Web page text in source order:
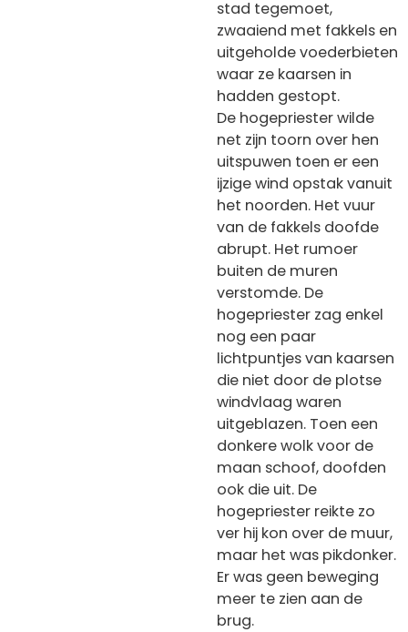
stad tegemoet,
zwaaiend met fakkels en
uitgeholde voederbieten
waar ze kaarsen in
hadden gestopt.
De hogepriester wilde
net zijn toorn over hen
uitspuwen toen er een
ijzige wind opstak vanuit
het noorden. Het vuur
van de fakkels doofde
abrupt. Het rumoer
buiten de muren
verstomde. De
hogepriester zag enkel
nog een paar
lichtpuntjes van kaarsen
die niet door de plotse
windvlaag waren
uitgeblazen. Toen een
donkere wolk voor de
maan schoof, doofden
ook die uit. De
hogepriester reikte zo
ver hij kon over de muur,
maar het was pikdonker.
Er was geen beweging
meer te zien aan de
brug.